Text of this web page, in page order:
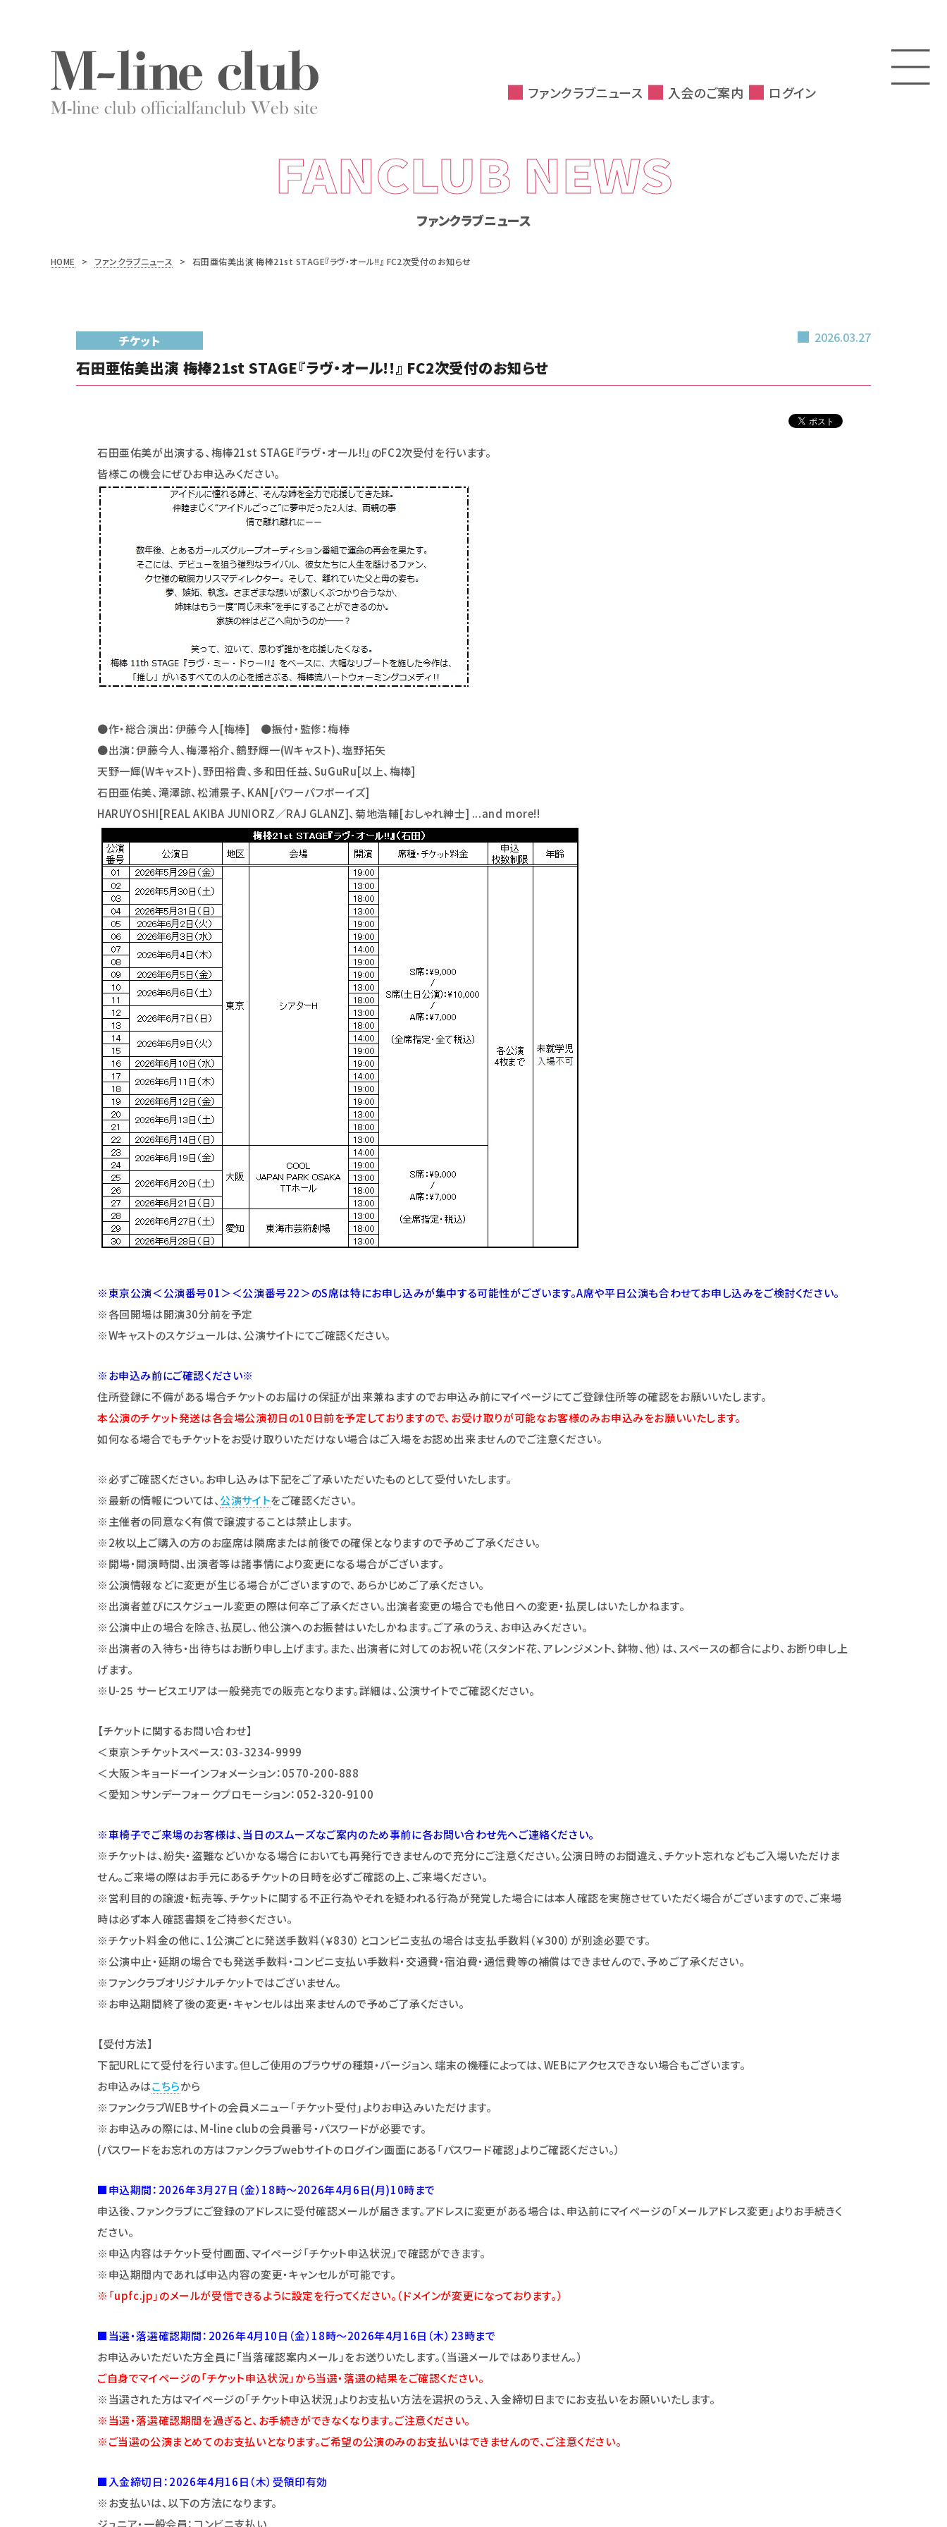
ファンクラブニュース 入会のご案内 ログイン
FANCLUB NEWS
ファンクラブニュース
HOME > ファンクラブニュース > 石田亜佑美出演 梅棒21st STAGE『ラヴ・オール!!』 FC2次受付のお知らせ
チケット 2026.03.27
石田亜佑美出演 梅棒21st STAGE『ラヴ・オール!!』 FC2次受付のお知らせ
石田亜佑美が出演する、梅棒21st STAGE『ラヴ・オール!!』のFC2次受付を行います。
皆様この機会にぜひお申込みください。
●作・総合演出：伊藤今⼈[梅棒] ●振付・監修：梅棒
●出演：伊藤今⼈、梅澤裕介、鶴野輝⼀(Wキャスト)、塩野拓⽮
天野⼀輝(Wキャスト)、野⽥裕貴、多和⽥任益、 SuGuRu[以上、梅棒]
⽯⽥亜佑美、滝澤諒、松浦景⼦、 KAN[パワーパフボーイズ]
HARUYOSHI[REAL AKIBA JUNIORZ／RAJ GLANZ]、菊地浩輔[おしゃれ紳⼠] ...and more!!
※東京公演＜公演番号01＞＜公演番号22＞のS席は特にお申し込みが集中する可能性がございます。A席や平日公演も合わせてお申し込みをご検討ください。
※各回開場は開演30分前を予定
※Wキャストのスケジュールは、公演サイトにてご確認ください。
※お申込み前にご確認ください※
住所登録に不備がある場合チケットのお届けの保証が出来兼ねますのでお申込み前にマイページにてご登録住所等の確認をお願いいたします。
本公演のチケット発送は各会場公演初日の10日前を予定しておりますので、お受け取りが可能なお客様のみお申込みをお願いいたします。
如何なる場合でもチケットをお受け取りいただけない場合はご入場をお認め出来ませんのでご注意ください。
※必ずご確認ください。お申し込みは下記をご了承いただいたものとして受付いたします。
※最新の情報については、 公演サイトをご確認ください。
※主催者の同意なく有償で譲渡することは禁止します。
※2枚以上ご購入の方のお座席は隣席または前後での確保となりますので予めご了承ください。
※開場・開演時間、出演者等は諸事情により変更になる場合がございます。
※公演情報などに変更が生じる場合がございますので、あらかじめご了承ください。
※出演者並びにスケジュール変更の際は何卒ご了承ください。出演者変更の場合でも他日への変更・払戻しはいたしかねます。
※公演中止の場合を除き、払戻し、他公演へのお振替はいたしかねます。ご了承のうえ、お申込みください。
※出演者の入待ち・出待ちはお断り申し上げます。また、出演者に対してのお祝い花（スタンド花、アレンジメント、鉢物、他）は、スペースの都合により、お断り申し上
げます。
※U-25 サービスエリアは一般発売での販売となります。詳細は、公演サイトでご確認ください。
【チケットに関するお問い合わせ】
＜東京＞チケットスペース：03-3234-9999
＜大阪＞キョードーインフォメーション：0570-200-888
＜愛知＞サンデーフォークプロモーション：052-320-9100
※車椅子でご来場のお客様は、当日のスムーズなご案内のため事前に各お問い合わせ先へご連絡ください。
※チケットは、紛失・盗難などいかなる場合においても再発行できませんので充分にご注意ください。公演日時のお間違え、チケット忘れなどもご入場いただけま
せん。ご来場の際はお手元にあるチケットの日時を必ずご確認の上、ご来場ください。
※営利目的の譲渡・転売等、チケットに関する不正行為やそれを疑われる行為が発覚した場合には本人確認を実施させていただく場合がございますので、ご来場
時は必ず本人確認書類をご持参ください。
※チケット料金の他に、1公演ごとに発送手数料（￥830）とコンビニ支払の場合は支払手数料（￥300）が別途必要です。
※公演中止・延期の場合でも発送手数料・コンビニ支払い手数料・交通費・宿泊費・通信費等の補償はできませんので、予めご了承ください。
※ファンクラブオリジナルチケットではございません。
※お申込期間終了後の変更・キャンセルは出来ませんので予めご了承ください。
【受付方法】
下記URLにて受付を行います。但しご使用のブラウザの種類・バージョン、端末の機種によっては、WEBにアクセスできない場合もございます。
お申込みはこちらから
※ファンクラブWEBサイトの会員メニュー｢チケット受付｣よりお申込みいただけます。
※お申込みの際には、M-line clubの会員番号・パスワードが必要です。
(パスワードをお忘れの方はファンクラブwebサイトのログイン画面にある「パスワード確認」よりご確認ください。）
■申込期間：2026年3月27日（金）18時～2026年4月6日(月)10時まで
申込後、ファンクラブにご登録のアドレスに受付確認メールが届きます。アドレスに変更がある場合は、申込前にマイページの「メールアドレス変更」よりお手続きく
ださい。
※申込内容はチケット受付画面、マイページ「チケット申込状況」で確認ができます。
※申込期間内であれば申込内容の変更・キャンセルが可能です。
※「upfc.jp」のメールが受信できるように設定を行ってください。（ドメインが変更になっております。）
■当選・落選確認期間：2026年4月10日（金）18時～2026年4月16日（木）23時まで
お申込みいただいた方全員に「当落確認案内メール」をお送りいたします。（当選メールではありません。）
ご自身でマイページの「チケット申込状況」から当選・落選の結果をご確認ください。
※当選された方はマイページの「チケット申込状況」よりお支払い方法を選択のうえ、入金締切日までにお支払いをお願いいたします。
※当選・落選確認期間を過ぎると、お手続きができなくなります。ご注意ください。
※ご当選の公演まとめてのお支払いとなります。ご希望の公演のみのお支払いはできませんので、ご注意ください。
■入金締切日：2026年4月16日（木）受領印有効
※お支払いは、以下の方法になります。
ジュニア・一般会員：コンビニ支払い